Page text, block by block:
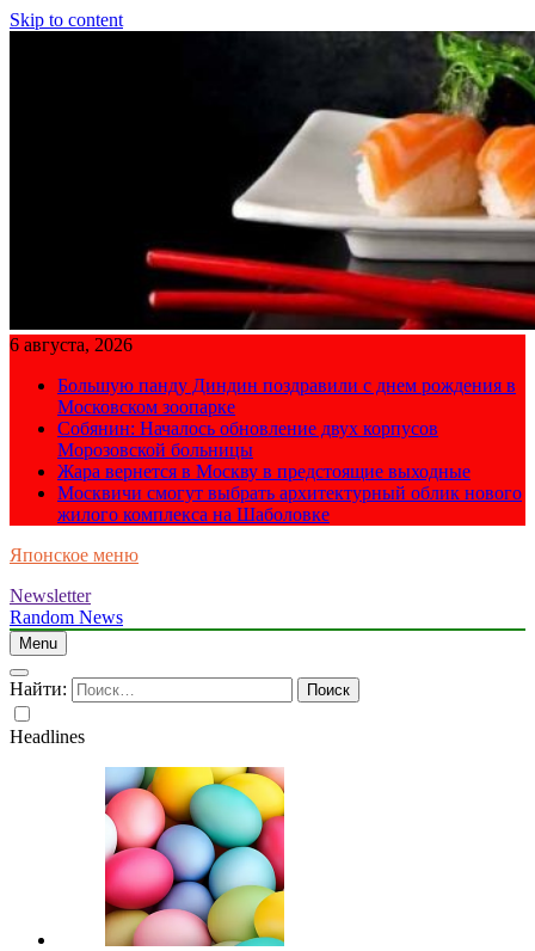
Skip to content
6 августа, 2026
Большую панду Диндин поздравили с днем рождения в
Московском зоопарке
Собянин: Началось обновление двух корпусов
Морозовской больницы
Жара вернется в Москву в предстоящие выходные
Москвичи смогут выбрать архитектурный облик нового
жилого комплекса на Шаболовке
Японское меню
Newsletter
Random News
Menu
Найти:
Headlines